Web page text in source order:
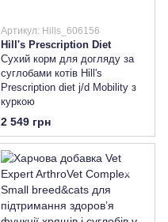
Артикул: Hills_606156
Hill's Prescription Diet
Сухий корм для догляду за
суглобами котів Hill's
Prescription diet j/d Mobility з
куркою
2 549 грн